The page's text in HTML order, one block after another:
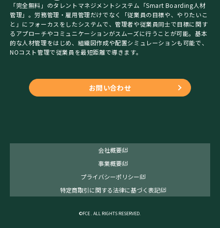
「完全無料」のタレントマネジメントシステム「Smart Boarding人材
管理」。労務管理・雇用管理だけでなく「従業員の目標や、やりたいこ
と」にフォーカスをしたシステムで、管理者や従業員同士で目標に関す
るアプローチやコミュニケーションがスムーズに行うことが可能。基本
的な人材管理をはじめ、組織図作成や配置シミュレーションも可能で、
NOコスト管理で従業員を最短距離で導きます。
お問い合わせ
会社概要
事業概要
プライバシーポリシー
特定商取引に関する法律に基づく表記
©FCE . ALL RIGHTS RESERVED.